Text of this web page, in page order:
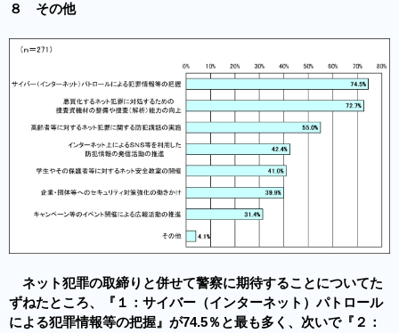
８ その他
ネット犯罪の取締りと併せて警察に期待することについてた
ずねたところ、『１：サイバー（インターネット）パトロール
による犯罪情報等の把握』が74.5％と最も多く、次いで『２：